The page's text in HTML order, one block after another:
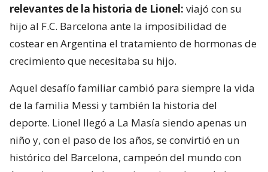
relevantes de la historia de Lionel: viajó con su
hijo al F.C. Barcelona ante la imposibilidad de
costear en Argentina el tratamiento de hormonas de
crecimiento que necesitaba su hijo.
Aquel desafío familiar cambió para siempre la vida
de la familia Messi y también la historia del
deporte. Lionel llegó a La Masía siendo apenas un
niño y, con el paso de los años, se convirtió en un
histórico del Barcelona, campeón del mundo con